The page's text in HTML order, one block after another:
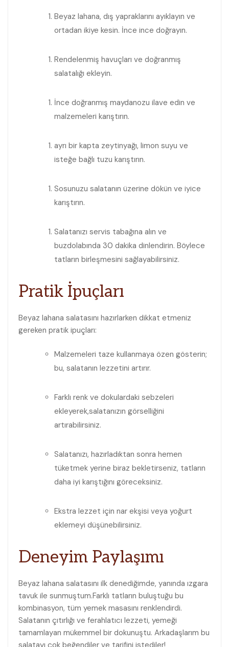
Beyaz lahana, dış yapraklarını⁤ ayıklayın ve
ortadan ikiye kesin. İnce ince doğrayın.
Rendelenmiş havuçları ve doğranmış
salatalığı ​ekleyin.
İnce doğranmış⁤ maydanozu ilave edin ve
malzemeleri karıştırın.
ayrı bir kapta zeytinyağı, limon suyu ve
isteğe bağlı tuzu karıştırın.
Sosunuzu salatanın üzerine‌ dökün ve​ iyice
karıştırın.
Salatanızı​ servis⁣ tabağına ⁣alın ve
buzdolabında 30 dakika dinlendirin. Böylece
tatların‌ birleşmesini sağlayabilirsiniz.
Pratik İpuçları
Beyaz lahana salatasını⁣ hazırlarken dikkat etmeniz
gereken pratik ipuçları:
Malzemeleri taze kullanmaya özen gösterin;
bu, salatanın lezzetini artırır.
Farklı renk ve dokulardaki sebzeleri
ekleyerek,salatanızın ‍görselliğini
artırabilirsiniz.
Salatanızı, hazırladıktan⁢ sonra hemen
tüketmek ‌yerine biraz bekletirseniz, tatların
daha iyi karıştığını göreceksiniz.
Ekstra ‌lezzet için nar ekşisi‌ veya yoğurt
eklemeyi düşünebilirsiniz.
Deneyim Paylaşımı
Beyaz​ lahana salatasını ilk denediğimde, yanında ızgara
tavuk ile sunmuştum.Farklı tatların buluştuğu bu
kombinasyon, tüm ​yemek masasını renklendirdi.
Salatanın çıtırlığı ve ferahlatıcı ‍lezzeti, yemeği⁢
tamamlayan‌ mükemmel bir dokunuştu. Arkadaşlarım bu
salatayı çok beğendiler ve tarifini istediler!